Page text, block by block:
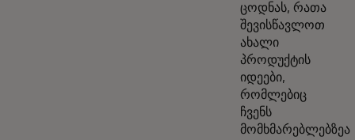
ცოდნას, რათა
შევისწავლოთ
ახალი
პროდუქტის
იდეები,
რომლებიც
ჩვენს
მომხმარებლებზეა